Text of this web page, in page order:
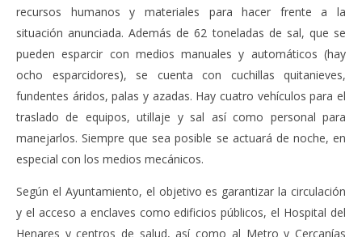
recursos humanos y materiales para hacer frente a la
situación anunciada. Además de 62 toneladas de sal, que se
pueden esparcir con medios manuales y automáticos (hay
ocho esparcidores), se cuenta con cuchillas quitanieves,
fundentes áridos, palas y azadas. Hay cuatro vehículos para el
traslado de equipos, utillaje y sal así como personal para
manejarlos. Siempre que sea posible se actuará de noche, en
especial con los medios mecánicos.
Según el Ayuntamiento, el objetivo es garantizar la circulación
y el acceso a enclaves como edificios públicos, el Hospital del
Henares y centros de salud, así como al Metro y Cercanías